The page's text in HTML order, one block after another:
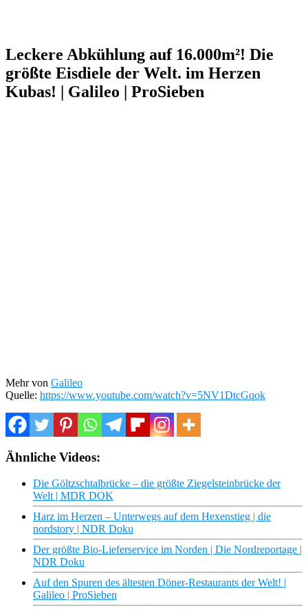
Leckere Abkühlung auf 16.000m²! Die
größte Eisdiele der Welt. im Herzen
Kubas! | Galileo | ProSieben
Mehr von Galileo
Quelle: https://www.youtube.com/watch?v=5NV1DtcGqok
Ähnliche Videos:
Die Göltzschtalbrücke – die größte Ziegelsteinbrücke der
Welt | MDR DOK
Harz im Herzen – Unterwegs auf dem Hexenstieg | die
nordstory | NDR Doku
Der größte Bio-Lieferservice im Norden | Die Nordreportage |
NDR Doku
Auf den Spuren des ältesten Döner-Restaurants der Welt! |
Galileo | ProSieben